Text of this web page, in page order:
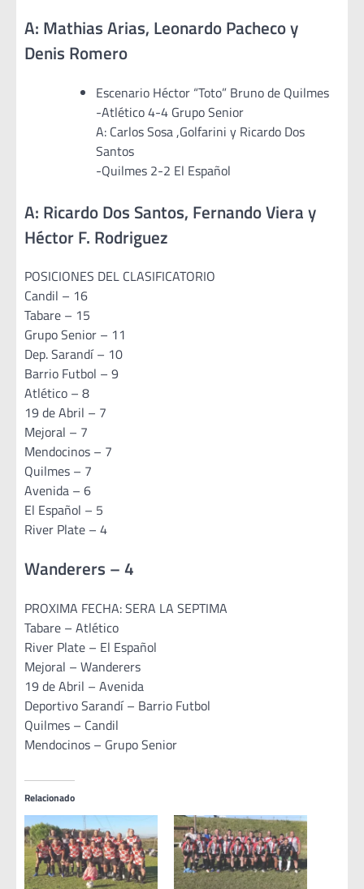
A: Mathias Arias, Leonardo Pacheco y
Denis Romero
Escenario Héctor “Toto” Bruno de Quilmes
-Atlético 4-4 Grupo Senior
A: Carlos Sosa ,Golfarini y Ricardo Dos
Santos
-Quilmes 2-2 El Español
A: Ricardo Dos Santos, Fernando Viera y
Héctor F. Rodriguez
POSICIONES DEL CLASIFICATORIO
Candil – 16
Tabare – 15
Grupo Senior – 11
Dep. Sarandí – 10
Barrio Futbol – 9
Atlético – 8
19 de Abril – 7
Mejoral – 7
Mendocinos – 7
Quilmes – 7
Avenida – 6
El Español – 5
River Plate – 4
Wanderers – 4
PROXIMA FECHA: SERA LA SEPTIMA
Tabare – Atlético
River Plate – El Español
Mejoral – Wanderers
19 de Abril – Avenida
Deportivo Sarandí – Barrio Futbol
Quilmes – Candil
Mendocinos – Grupo Senior
Relacionado